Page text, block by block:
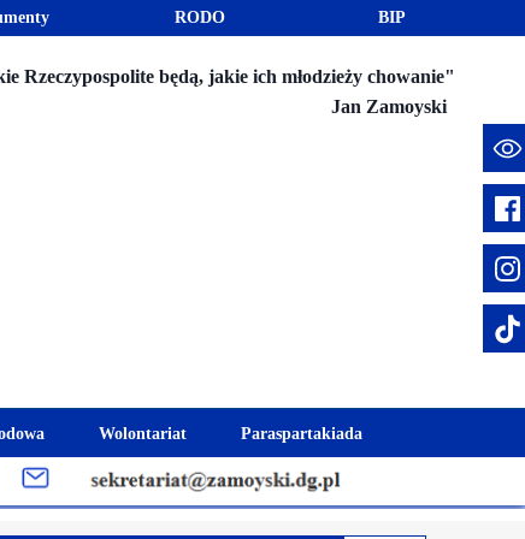
Wolontariat
Akcje charytatywne
Paraspartakiada
Fundusz Stypendialny "Jesteśmy
Rzeczypospolite będą, jakie ich młodzieży chowanie"
BIP
RODO
Jan Zamoyski